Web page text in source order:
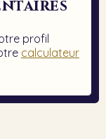
profil
calculateur